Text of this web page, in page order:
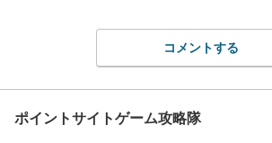
コメントする
ポイントサイトゲーム攻略隊